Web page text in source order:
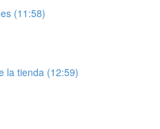
(11:58)
la tienda (12:59)